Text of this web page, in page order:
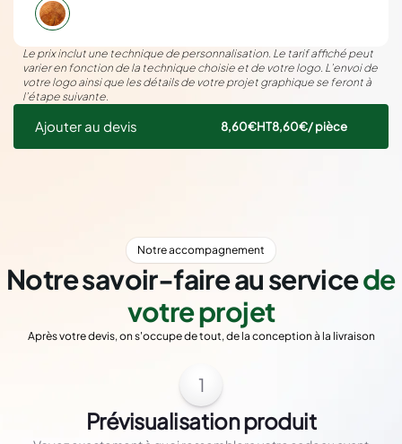
Le prix inclut une technique de personnalisation. Le tarif affiché peut
varier en fonction de la technique choisie et de votre logo. L’envoi de
votre logo ainsi que les détails de votre projet graphique se feront à
l’étape suivante.
Ajouter au devis 8,60€HT8,60€/ pièce
Notre accompagnement
Notre savoir-faire au servicede
votre projet
Après votre devis, on s'occupe de tout, de la conception à la livraison
1
Prévisualisation produit